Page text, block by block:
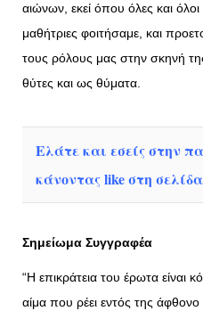
αιώνων, εκεί όπου όλες και όλοι
μαθήτριες φοιτήσαμε, και
τους ρόλους μας στην σκηνή
θύτες και ως θύματα.
Ελάτε και εσείς στην
κάνοντας like στη
Σημείωμα Συγγραφέα
“Η επικράτεια του έρωτα είναι
αίμα που ρέει εντός της